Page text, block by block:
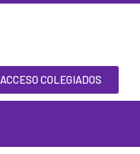
ACCESO COLEGIADOS